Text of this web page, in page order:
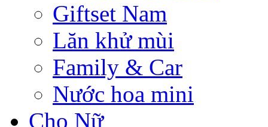
Giftset Nam
Lăn khử mùi
Family & Car
Nước hoa mini
Cho Nữ